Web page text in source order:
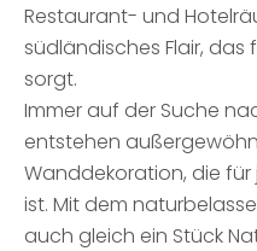
Restaurant- und
südländisches Flair,
sorgt.
Immer auf der Suche
entstehen
Wanddekoration, die
ist. Mit dem
auch gleich ein Stück